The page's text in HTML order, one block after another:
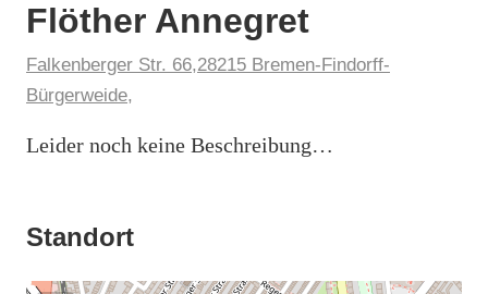
Flöther Annegret
Falkenberger Str. 66,28215 Bremen-Findorff-
Bürgerweide,
Leider noch keine Beschreibung…
Standort